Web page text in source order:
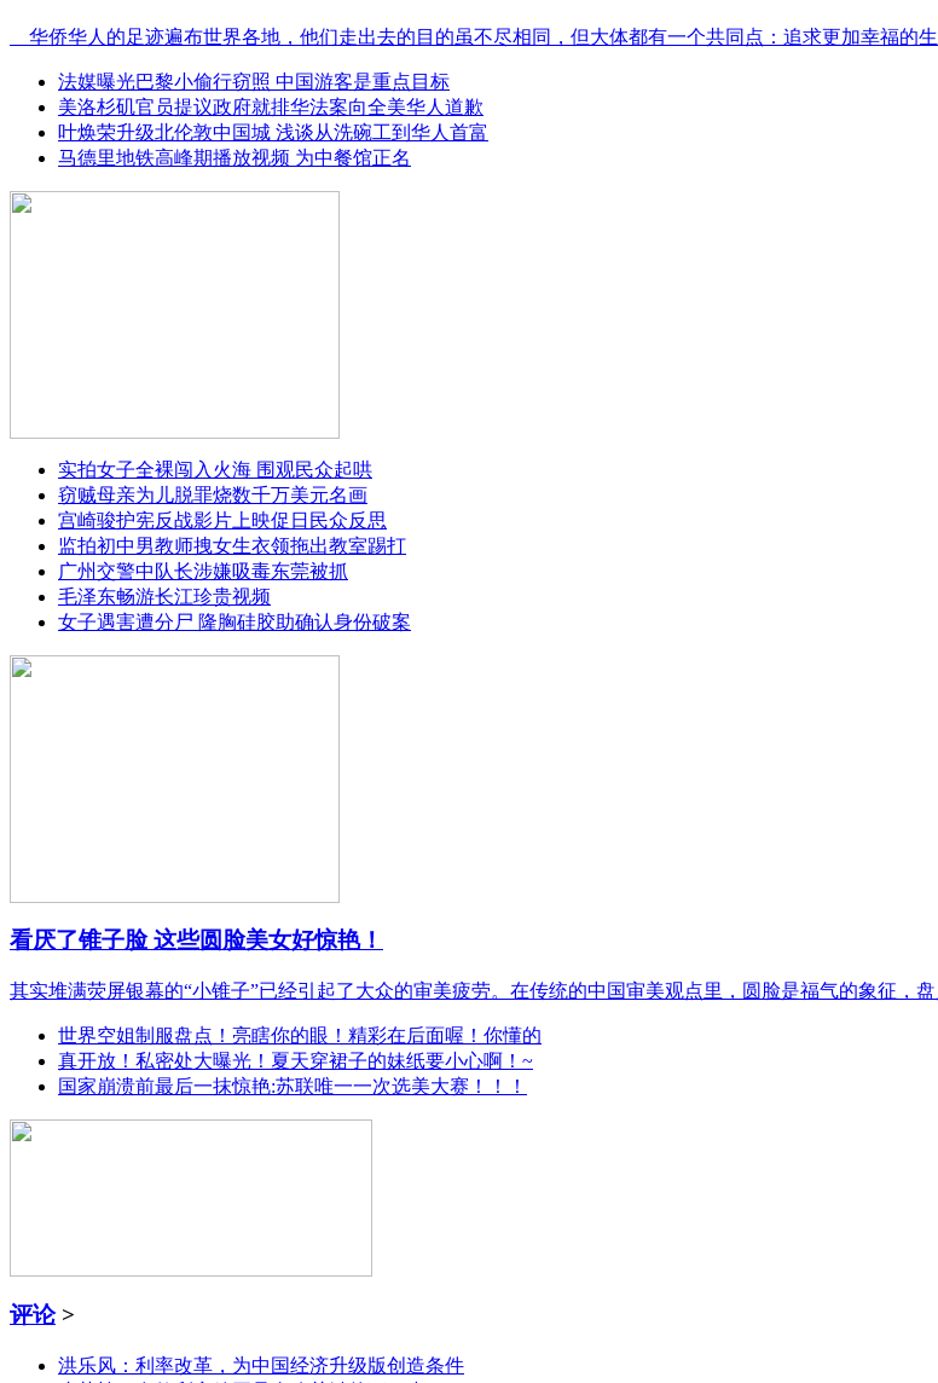
华侨华人的足迹遍布世界各地，他们走出去的目的虽不尽相同，但大体都有一个共同点：追求更加幸福的生
法媒曝光巴黎小偷行窃照 中国游客是重点目标
美洛杉矶官员提议政府就排华法案向全美华人道歉
叶焕荣升级北伦敦中国城 浅谈从洗碗工到华人首富
马德里地铁高峰期播放视频 为中餐馆正名
实拍女子全裸闯入火海 围观民众起哄
窃贼母亲为儿脱罪烧数千万美元名画
宫崎骏护宪反战影片上映促日民众反思
监拍初中男教师拽女生衣领拖出教室踢打
广州交警中队长涉嫌吸毒东莞被抓
毛泽东畅游长江珍贵视频
女子遇害遭分尸 隆胸硅胶助确认身份破案
看厌了锥子脸 这些圆脸美女好惊艳！
其实堆满荧屏银幕的“小锥子”已经引起了大众的审美疲劳。在传统的中国审美观点里，圆脸是福气的象征，
世界空姐制服盘点！亮瞎你的眼！精彩在后面喔！你懂的
真开放！私密处大曝光！夏天穿裙子的妹纸要小心啊！~
国家崩溃前最后一抹惊艳:苏联唯一一次选美大赛！！！
评论>
洪乐风：利率改革，为中国经济升级版创造条件